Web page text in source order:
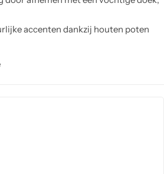
accenten dankzij houten poten